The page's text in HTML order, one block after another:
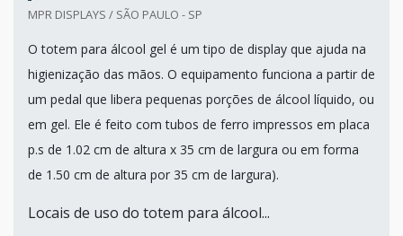
MPR DISPLAYS / SÃO PAULO - SP
O totem para álcool gel é um tipo de display que ajuda na
higienização das mãos. O equipamento funciona a partir de
um pedal que libera pequenas porções de álcool líquido, ou
em gel. Ele é feito com tubos de ferro impressos em placa
p.s de 1.02 cm de altura x 35 cm de largura ou em forma
de 1.50 cm de altura por 35 cm de largura).
Locais de uso do totem para álcool...